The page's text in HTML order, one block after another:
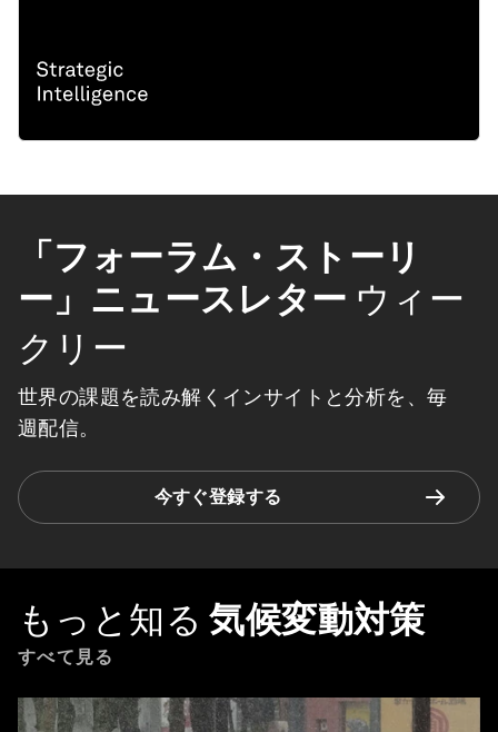
「フォーラム・ストーリ
ー」ニュースレター ウィー
クリー
世界の課題を読み解くインサイトと分析を、毎
週配信。
今すぐ登録する
もっと知る 気候変動対策
すべて見る